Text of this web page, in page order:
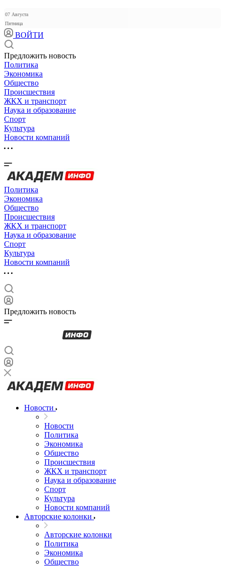
07 Августа
Пятница
ВОЙТИ
Предложить новость
Политика
Экономика
Общество
Происшествия
ЖКХ и транспорт
Наука и образование
Спорт
Культура
Новости компаний
Политика
Экономика
Общество
Происшествия
ЖКХ и транспорт
Наука и образование
Спорт
Культура
Новости компаний
Предложить новость
Новости
Новости
Политика
Экономика
Общество
Происшествия
ЖКХ и транспорт
Наука и образование
Спорт
Культура
Новости компаний
Авторские колонки
Авторские колонки
Политика
Экономика
Общество